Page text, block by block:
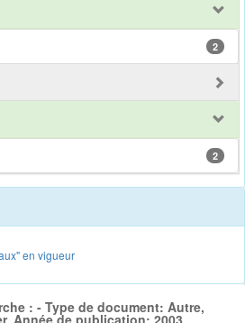
2
2
en vigueur
: - Type de document: Autre,
Année de publication: 2003